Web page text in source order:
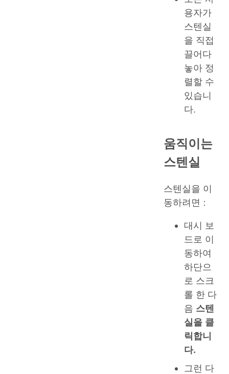
용자가
스텐실
을 직접
끌어다
놓아 정
렬할 수
있습니
다.
움직이는
스텐실
스텐실을 이
동하려면 :
대시 보
드로 이
동하여
하단으
로 스크
롤 한 다
음 스텐
실을 클
릭합니
다.
그런 다